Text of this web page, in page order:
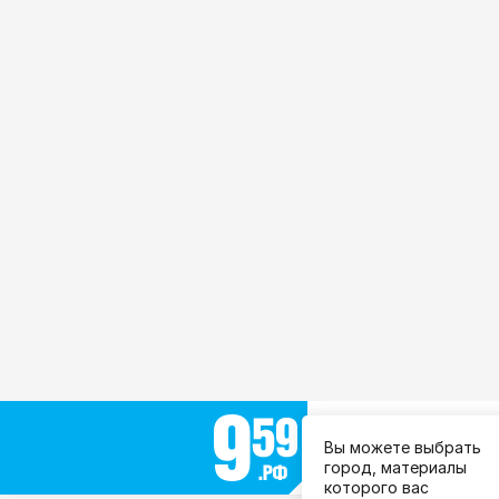
Все города
Вы можете выбрать
город, материалы
которого вас